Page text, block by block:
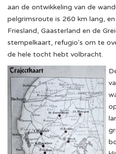
aan de ontwikkeling van de
pelgrimsroute is 260 km lang,
Friesland, Gaasterland en de
stempelkaart, refugio's om te
de hele tocht hebt volbracht.